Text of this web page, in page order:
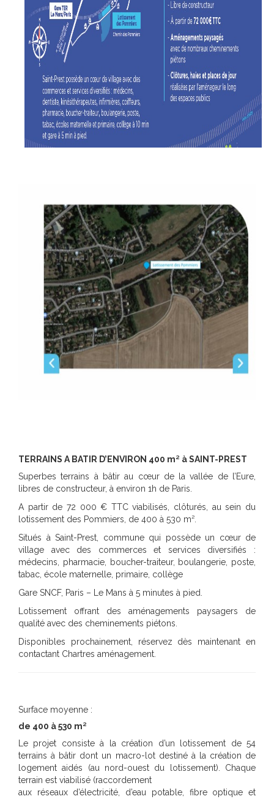
TERRAINS A BATIR D’ENVIRON 400 m² à SAINT-PREST
Superbes terrains à bâtir au cœur de la vallée de l’Eure,
libres de constructeur, à environ 1h de Paris.
A partir de 72 000 € TTC viabilisés, clôturés, au sein du
lotissement des Pommiers, de 400 à 530 m².
Situés à Saint-Prest, commune qui possède un cœur de
village avec des commerces et services diversifiés :
médecins, pharmacie, boucher-traiteur, boulangerie, poste,
tabac, école maternelle, primaire, collège
Gare SNCF, Paris – Le Mans à 5 minutes à pied.
Lotissement offrant des aménagements paysagers de
qualité avec des cheminements piétons.
Disponibles prochainement, réservez dès maintenant en
contactant Chartres aménagement.
Surface moyenne :
de 400 à 530 m²
Le projet consiste à la création d’un lotissement de 54
terrains à bâtir dont un macro-lot destiné à la création de
logement aidés (au nord-ouest du lotissement). Chaque
terrain est viabilisé (raccordement
aux réseaux d’électricité, d’eau potable, fibre optique et